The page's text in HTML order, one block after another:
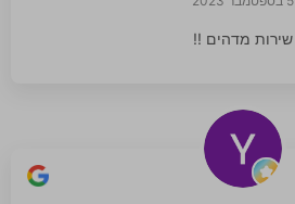
שירות מדהים !!